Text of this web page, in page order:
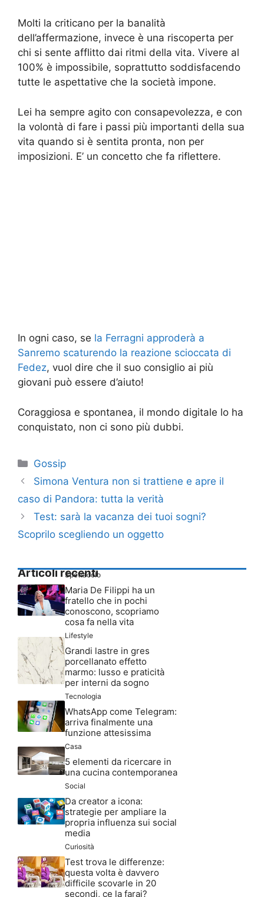
Molti la criticano per la banalità
dell’affermazione, invece è una riscoperta per
chi si sente afflitto dai ritmi della vita. Vivere al
100% è impossibile, soprattutto soddisfacendo
tutte le aspettative che la società impone.
Lei ha sempre agito con consapevolezza, e con
la volontà di fare i passi più importanti della sua
vita quando si è sentita pronta, non per
imposizioni. E’ un concetto che fa riflettere.
In ogni caso, se la Ferragni approderà a
Sanremo scaturendo la reazione scioccata di
Fedez, vuol dire che il suo consiglio ai più
giovani può essere d’aiuto!
Coraggiosa e spontanea, il mondo digitale lo ha
conquistato, non ci sono più dubbi.
Categorie
Gossip
Simona Ventura non si trattiene e apre il
caso di Pandora: tutta la verità
Test: sarà la vacanza dei tuoi sogni?
Scoprilo scegliendo un oggetto
Articoli recenti
Spettacolo
Maria De Filippi ha un
fratello che in pochi
conoscono, scopriamo
cosa fa nella vita
Lifestyle
Grandi lastre in gres
porcellanato effetto
marmo: lusso e praticità
per interni da sogno
Tecnologia
WhatsApp come Telegram:
arriva finalmente una
funzione attesissima
Casa
5 elementi da ricercare in
una cucina contemporanea
Social
Da creator a icona:
strategie per ampliare la
propria influenza sui social
media
Curiosità
Test trova le differenze:
questa volta è davvero
difficile scovarle in 20
secondi, ce la farai?